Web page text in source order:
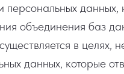
персональных
объединения баз
в целях,
данных, которые